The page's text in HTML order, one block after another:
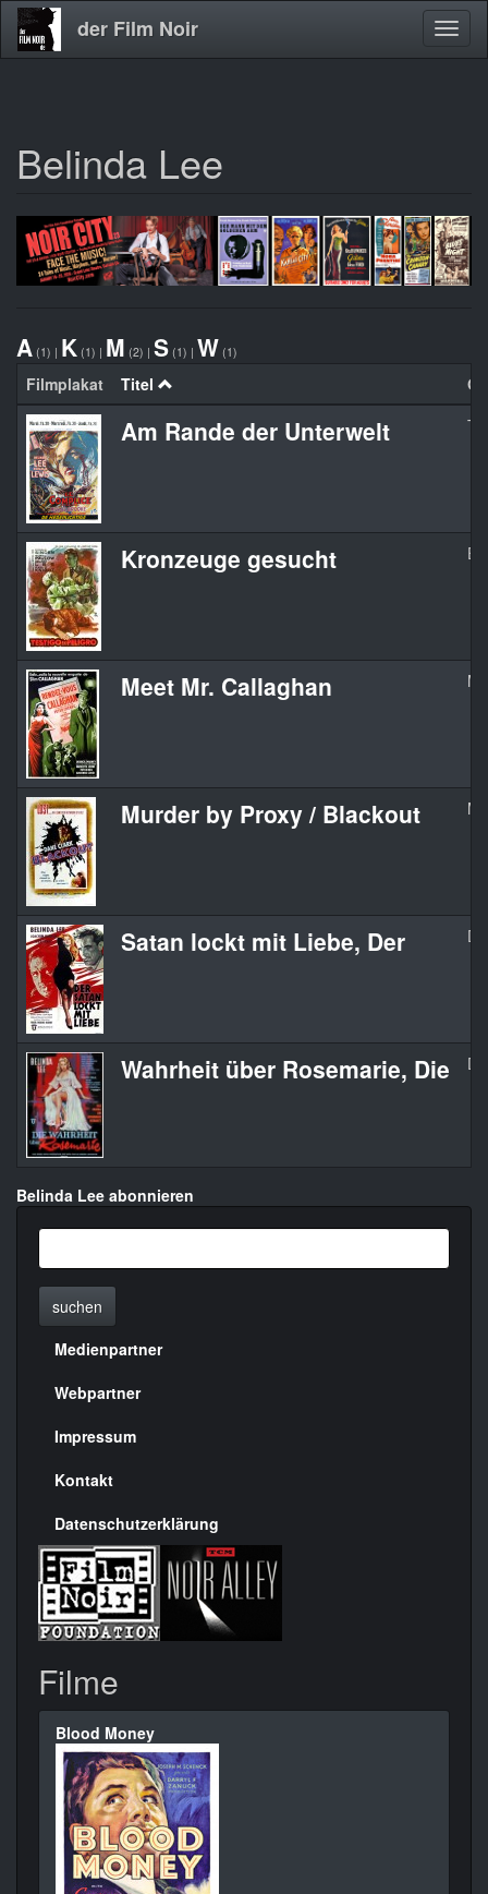
Direkt
zum
der Film Noir
Belinda Lee
A (1) | K (1) | M (2) | S (1) | W (1)
Filmplakat Titel
Am Rande der Unterwelt
Kronzeuge gesucht
Meet Mr. Callaghan
Murder by Proxy / Blackout
Satan lockt mit Liebe, Der
Wahrheit über Rosemarie, Die
Belinda Lee abonnieren
suchen
Menülinks
rechte
Seite
Medienpartner
Webpartner
Impressum
Kontakt
Datenschutzerklärung
Filme
Blood Money